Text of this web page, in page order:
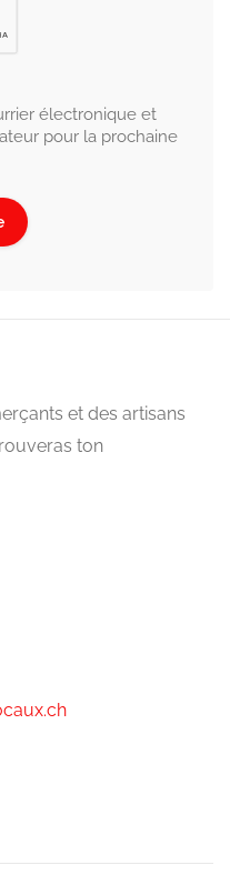
électronique et
pour la prochaine
et des artisans
ton